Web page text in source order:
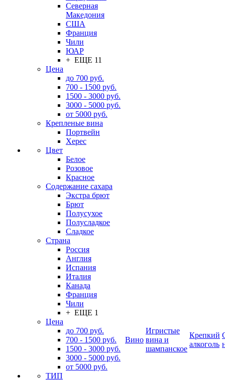
Северная
Македония
США
Франция
Чили
ЮАР
+ ЕЩЕ 11
Цена
до 700 руб.
700 - 1500 руб.
1500 - 3000 руб.
3000 - 5000 руб.
от 5000 руб.
Крепленые вина
Портвейн
Херес
Цвет
Белое
Розовое
Красное
Содержание сахара
Экстра брют
Брют
Полусухое
Полусладкое
Сладкое
Страна
Россия
Англия
Испания
Италия
Канада
Франция
Чили
+ ЕЩЕ 1
Цена
до 700 руб.
700 - 1500 руб.
1500 - 3000 руб.
3000 - 5000 руб.
от 5000 руб.
ТИП
Вино
Игристые
вина и
шампанское
Крепкий
алкоголь